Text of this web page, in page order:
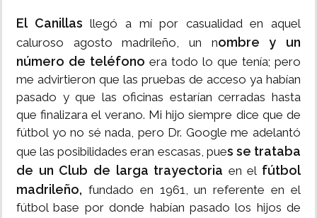
El Canillas llegó a mí por casualidad en aquel
caluroso agosto madrileño, un nombre y un
número de teléfono era todo lo que tenía; pero
me advirtieron que las pruebas de acceso ya habían
pasado y que las oficinas estarían cerradas hasta
que finalizara el verano. Mi hijo siempre dice que de
fútbol yo no sé nada, pero Dr. Google me adelantó
que las posibilidades eran escasas, pues se trataba
de un Club de larga trayectoria en el fútbol
madrileño, fundado en 1961, un referente en el
fútbol base por donde habían pasado los hijos de